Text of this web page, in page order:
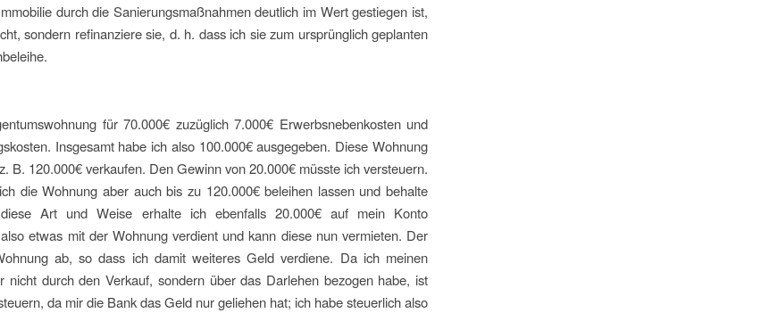
durch die Sanierungsmaßnahmen deutlich im Wert gestiegen ist,
sondern refinanziere sie, d. h. dass ich sie zum ursprünglich geplanten
für 70.000€ zuzüglich 7.000€ Erwerbsnebenkosten und
Insgesamt habe ich also 100.000€ ausgegeben. Diese Wohnung
B. 120.000€ verkaufen. Den Gewinn von 20.000€ müsste ich versteuern.
die Wohnung aber auch bis zu 120.000€ beleihen lassen und behalte
Art und Weise erhalte ich ebenfalls 20.000€ auf mein Konto
etwas mit der Wohnung verdient und kann diese nun vermieten. Der
ab, so dass ich damit weiteres Geld verdiene. Da ich meinen
nicht durch den Verkauf, sondern über das Darlehen bezogen habe, ist
da mir die Bank das Geld nur geliehen hat; ich habe steuerlich also